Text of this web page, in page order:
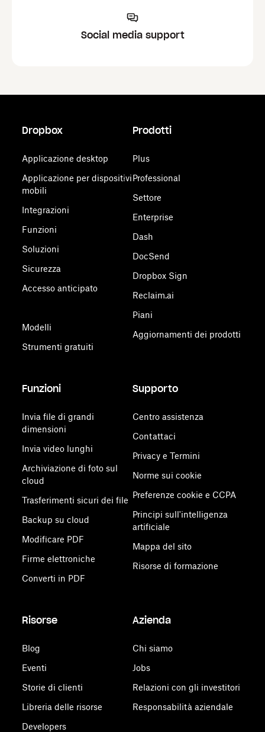
Social media support
Dropbox
Applicazione desktop
Applicazione per dispositivi
mobili
Integrazioni
Funzioni
Soluzioni
Sicurezza
Accesso anticipato
Modelli
Strumenti gratuiti
Prodotti
Plus
Professional
Settore
Enterprise
Dash
DocSend
Dropbox Sign
Reclaim.ai
Piani
Aggiornamenti dei prodotti
Funzioni
Invia file di grandi
dimensioni
Invia video lunghi
Archiviazione di foto sul
cloud
Trasferimenti sicuri dei file
Backup su cloud
Modificare PDF
Firme elettroniche
Converti in PDF
Supporto
Centro assistenza
Contattaci
Privacy e Termini
Norme sui cookie
Preferenze cookie e CCPA
Principi sull'intelligenza
artificiale
Mappa del sito
Risorse di formazione
Risorse
Blog
Eventi
Storie di clienti
Libreria delle risorse
Developers
Azienda
Chi siamo
Jobs
Relazioni con gli investitori
Responsabilità aziendale